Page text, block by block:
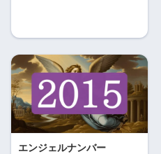
エンジェルナンバー